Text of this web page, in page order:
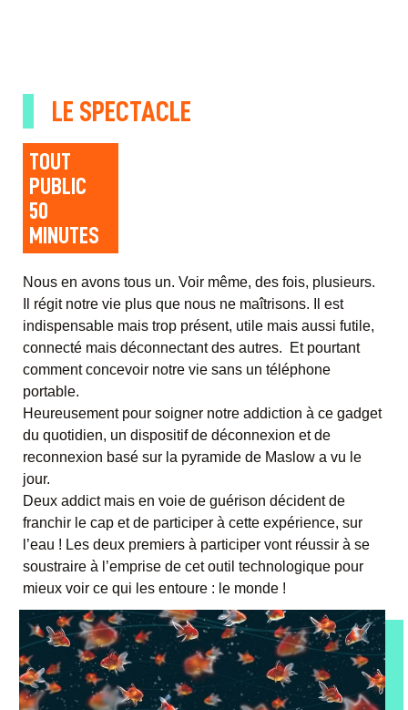
LE SPECTACLE
TOUT
PUBLIC
50
MINUTES
Nous en avons tous un. Voir même, des fois, plusieurs.
Il régit notre vie plus que nous ne maîtrisons. Il est
indispensable mais trop présent, utile mais aussi futile,
connecté mais déconnectant des autres. Et pourtant
comment concevoir notre vie sans un téléphone
portable.
Heureusement pour soigner notre addiction à ce gadget
du quotidien, un dispositif de déconnexion et de
reconnexion basé sur la pyramide de Maslow a vu le
jour.
Deux addict mais en voie de guérison décident de
franchir le cap et de participer à cette expérience, sur
l’eau ! Les deux premiers à participer vont réussir à se
soustraire à l’emprise de cet outil technologique pour
mieux voir ce qui les entoure : le monde !